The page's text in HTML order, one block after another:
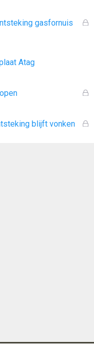
oG
gasfornuis
Atag
G
G
blijft vonken